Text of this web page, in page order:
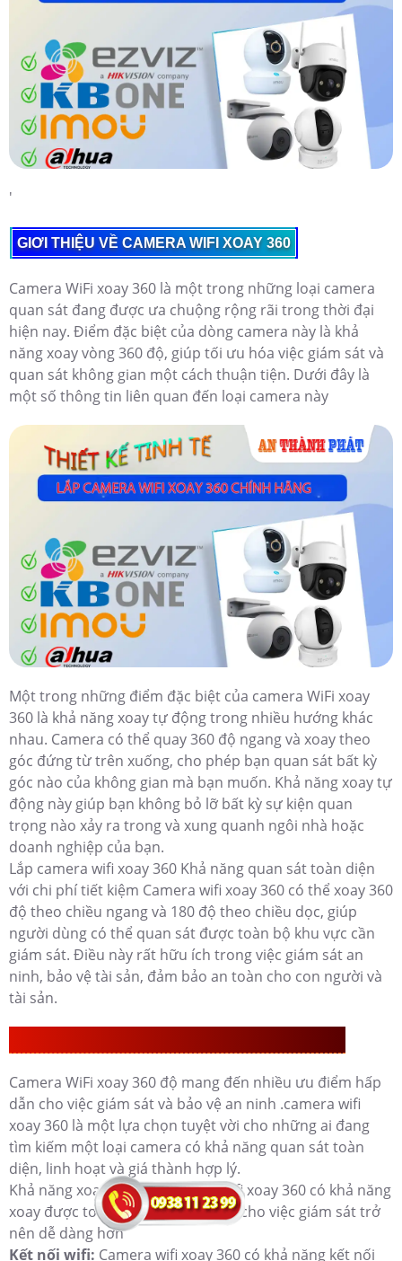
'
GIƠI THIỆU VỀ CAMERA WIFI XOAY 360
Camera WiFi xoay 360 là một trong những loại camera
quan sát đang được ưa chuộng rộng rãi trong thời đại
hiện nay. Điểm đặc biệt của dòng camera này là khả
năng xoay vòng 360 độ, giúp tối ưu hóa việc giám sát và
quan sát không gian một cách thuận tiện. Dưới đây là
một số thông tin liên quan đến loại camera này
Một trong những điểm đặc biệt của camera WiFi xoay
360 là khả năng xoay tự động trong nhiều hướng khác
nhau. Camera có thể quay 360 độ ngang và xoay theo
góc đứng từ trên xuống, cho phép bạn quan sát bất kỳ
góc nào của không gian mà bạn muốn. Khả năng xoay tự
động này giúp bạn không bỏ lỡ bất kỳ sự kiện quan
trọng nào xảy ra trong và xung quanh ngôi nhà hoặc
doanh nghiệp của bạn.
Lắp camera wifi xoay 360 Khả năng quan sát toàn diện
với chi phí tiết kiệm Camera wifi xoay 360 có thể xoay 360
độ theo chiều ngang và 180 độ theo chiều dọc, giúp
người dùng có thể quan sát được toàn bộ khu vực cần
giám sát. Điều này rất hữu ích trong việc giám sát an
ninh, bảo vệ tài sản, đảm bảo an toàn cho con người và
tài sản.
Camera WiFi xoay 360 độ mang đến nhiều ưu điểm hấp
dẫn cho việc giám sát và bảo vệ an ninh .camera wifi
xoay 360 là một lựa chọn tuyệt vời cho những ai đang
tìm kiếm một loại camera có khả năng quan sát toàn
diện, linh hoạt và giá thành hợp lý.
Khả năng xoay 360 độ: Camera wifi xoay 360 có khả năng
xoay được toàn cảnh 360 độ, giúp cho việc giám sát trở
nên dễ dàng hơn
Kết nối wifi: Camera wifi xoay 360 có khả năng kết nối